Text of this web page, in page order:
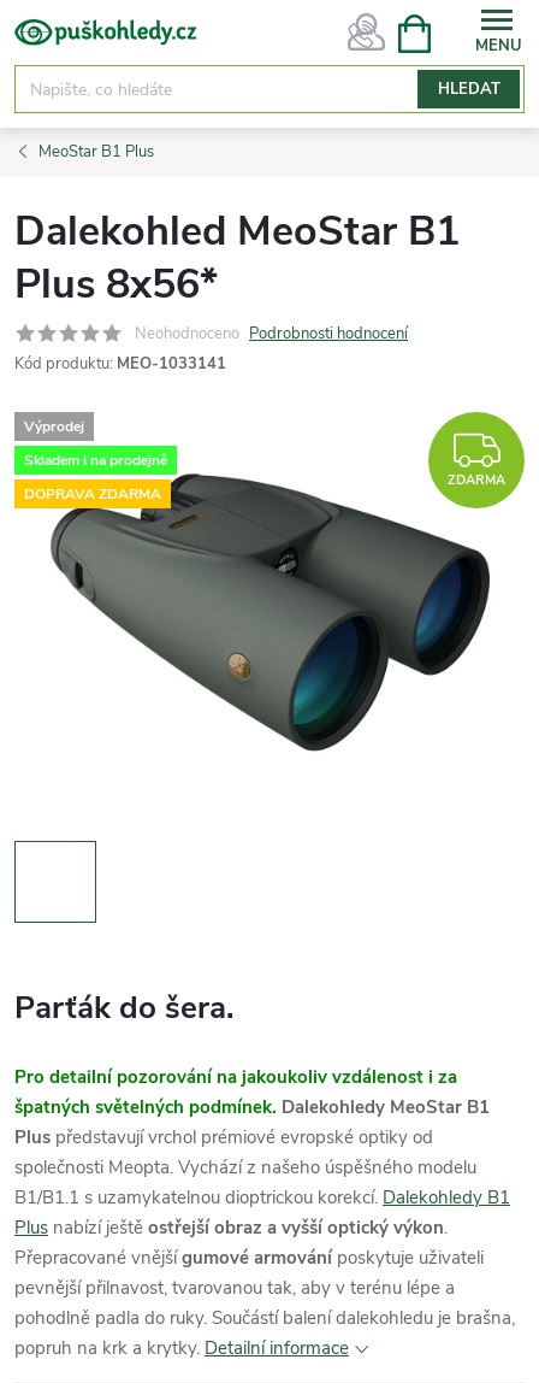
Přejít
na
obsah
HLEDAT
NÁKUPNÍ
MeoStar B1 Plus
Dalekohled MeoStar B1
Plus 8x56*
Neohodnoceno Podrobnosti hodnocení
Kód produktu: MEO-1033141
Výprodej
Skladem i na prodejně
DOPRAVA ZDARMA
ZDARMA
Parťák do šera.
Pro detailní pozorování na jakoukoliv vzdálenost i za
špatných světelných podmínek. Dalekohledy MeoStar B1
Plus představují vrchol prémiové evropské optiky od
společnosti Meopta. Vychází z našeho úspěšného modelu
B1/B1.1 s uzamykatelnou dioptrickou korekcí. Dalekohledy B1
Plus nabízí ještě ostřejší obraz a vyšší optický výkon.
Přepracované vnějšígumové armováníposkytuje uživateli
pevnější přilnavost, tvarovanou tak, aby v terénu lépe a
pohodlně padla do ruky. Součástí balení dalekohledu je brašna,
popruh na krk a krytky. Detailní informace